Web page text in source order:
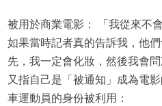
被用於商業電影： 「我從來不
如果當時記者真的告訴我，他
先，我一定會化妝，然後我會
又指自己是「被通知」成為電
車運動員的身份被利用：